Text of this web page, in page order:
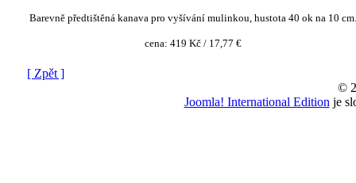
Barevně předtištěná kanava pro vyšívání mulinkou, hustota 40 ok na 10 cm.
cena: 419 Kč / 17,77 €
[ Zpět ]
©
Joomla! International Edition je